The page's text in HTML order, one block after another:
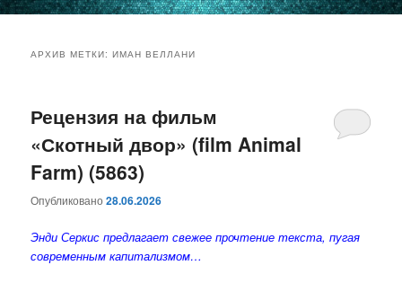
основному
содержимому
дополнительному
содержимому
АРХИВ МЕТКИ:ИМАН ВЕЛЛАНИ
Рецензия на фильм
«Скотный двор» (film Animal
Farm) (5863)
Опубликовано28.06.2026
Энди Серкис предлагает свежее прочтение текста, пугая
современным капитализмом…